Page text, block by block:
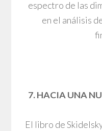
espectro de las
en el análisis
7. HACIA UNA
El libro de